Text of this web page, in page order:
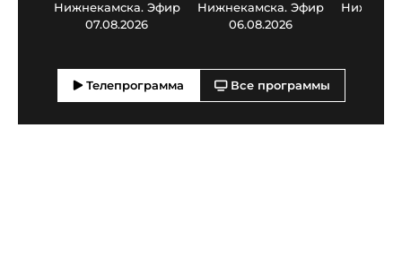
Нижнекамска. Эфир
07.08.2026
Нижнекамска. Эфир
06.08.2026
Телепрограмма Все программы